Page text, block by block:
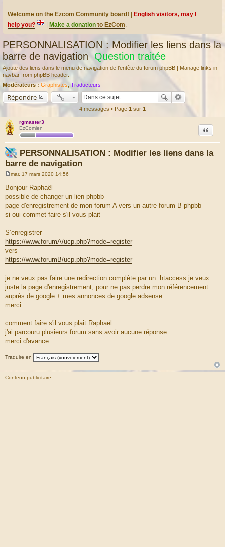
Welcome on the Ezcom Community board!
English visitors, may I
help you?
Make a donation to EzCom.
PERSONNALISATION : Modifier les liens dans la
barre de navigation Question traitée
Ajoute des liens dans le menu de navigation de l’entête du forum phpBB | Manage links in
navbar from phpBB header.
Modérateurs : Graphistes ,Traducteurs
Répondre
4 messages • Page 1 sur 1
rgmaster3
EzComien
PERSONNALISATION : Modifier les liens dans la
barre de navigation
Citation
s
s
g
e
mar. 17 mars 2020 14:56
Bonjour Raphaël
possible de changer un lien phpbb
page d'enregistrement de mon forum A vers un autre forum B phpbb
si oui commet faire s'il vous plait
S’enregistrer
https://www.forumA/ucp.php?mode=register
vers
https://www.forumB/ucp.php?mode=register
je ne veux pas faire une redirection complète par un .htaccess je veux
juste la page d'enregistrement, pour ne pas perdre mon référencement
auprès de google + mes annonces de google adsense
merci
comment faire s'il vous plait Raphaël
j'ai parcouru plusieurs forum sans avoir aucune réponse
merci d'avance
Traduire en
Contenu publicitaire :